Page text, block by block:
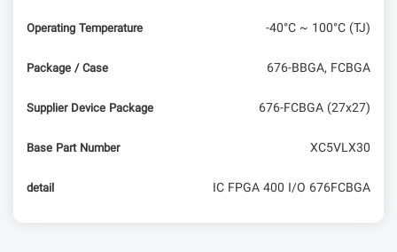
Operating Temperature -40°C ~ 100°C (TJ)
Package / Case 676-BBGA, FCBGA
Supplier Device Package 676-FCBGA (27x27)
Base Part Number XC5VLX30
detail IC FPGA 400 I/O 676FCBGA